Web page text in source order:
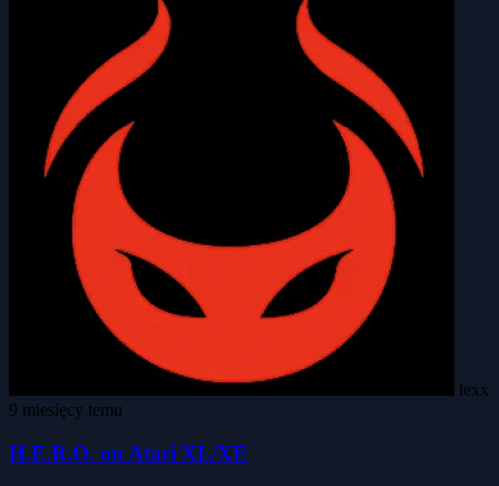
lexx
9 miesięcy temu
H.E.R.O. on Atari XL/XE